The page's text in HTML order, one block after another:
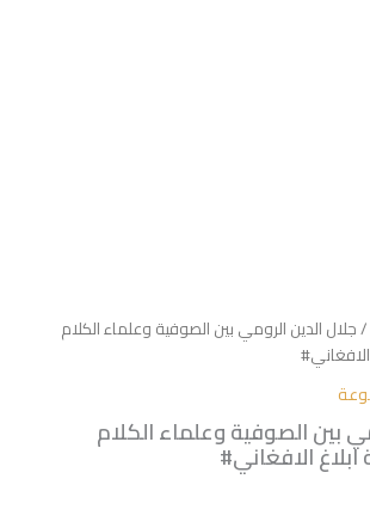
/ جلال الدين الرومي بين الصوفية وعلماء الكلام
الافغاني#
بين الصوفية وعلماء الكلام
ابلاغ الافغاني#